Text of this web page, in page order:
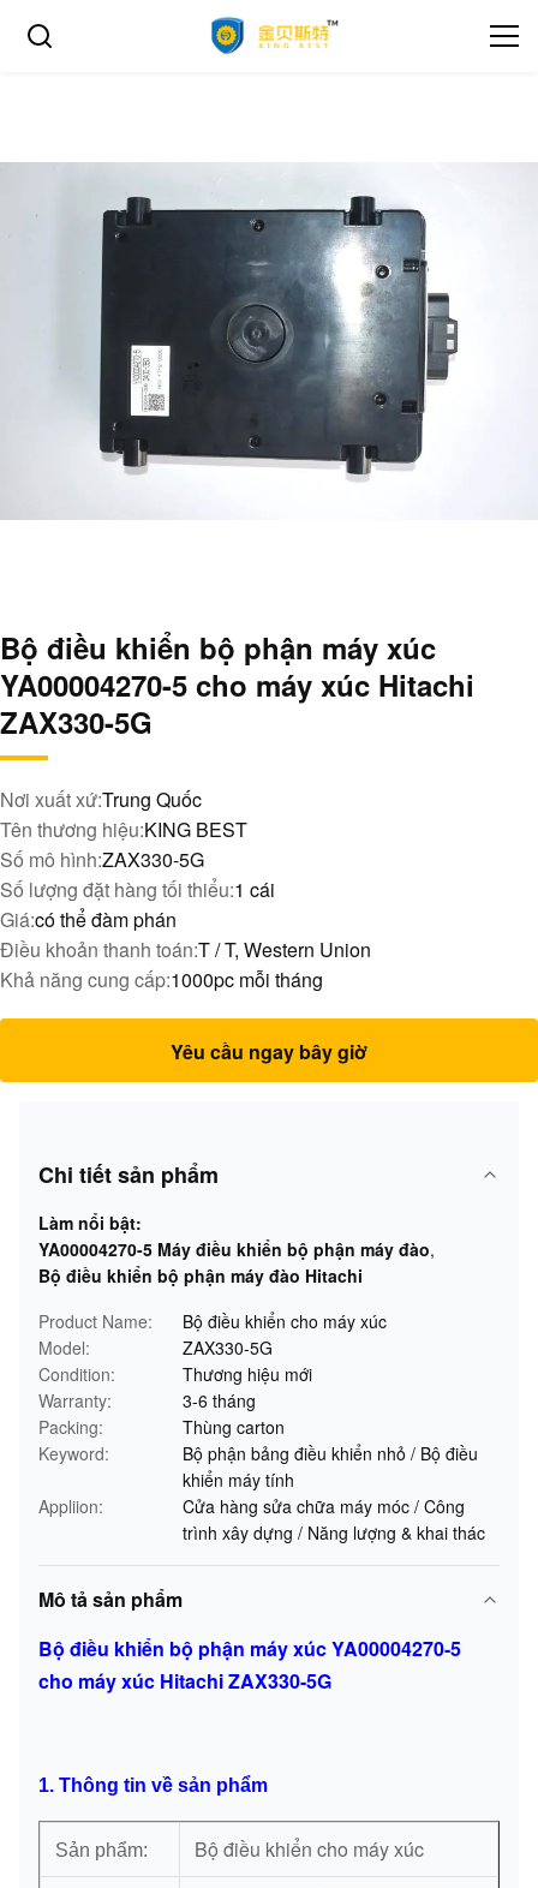
Bộ điều khiển bộ phận máy xúc
YA00004270-5 cho máy xúc Hitachi
ZAX330-5G
Nơi xuất xứ:Trung Quốc
Tên thương hiệu:KING BEST
Số mô hình:ZAX330-5G
Số lượng đặt hàng tối thiểu:1 cái
Giá:có thể đàm phán
Điều khoản thanh toán:T / T, Western Union
Khả năng cung cấp:1000pc mỗi tháng
Yêu cầu ngay bây giờ
Chi tiết sản phẩm
Làm nổi bật:
YA00004270-5 Máy điều khiển bộ phận máy đào,
Bộ điều khiển bộ phận máy đào Hitachi
Product Name:
Bộ điều khiển cho máy xúc
Model:
ZAX330-5G
Condition:
Thương hiệu mới
Warranty:
3-6 tháng
Packing:
Thùng carton
Keyword:
Bộ phận bảng điều khiển nhỏ / Bộ điều
khiển máy tính
Appliion:
Cửa hàng sửa chữa máy móc / Công
trình xây dựng / Năng lượng & khai thác
Mô tả sản phẩm
Bộ điều khiển bộ phận máy xúc YA00004270-5
cho máy xúc Hitachi ZAX330-5G
1. Thông tin về sản phẩm
Sản phẩm: Bộ điều khiển cho máy xúc